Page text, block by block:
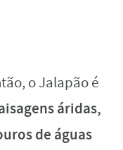
o Jalapão é
áridas,
de águas